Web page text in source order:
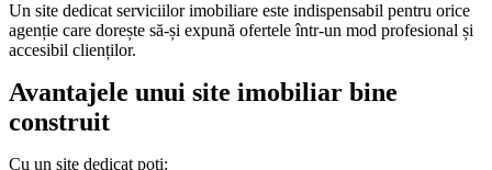
Un site dedicat serviciilor imobiliare este indispensabil pentru orice
agenție care dorește să-și expună ofertele într-un mod profesional și
accesibil clienților.
Avantajele unui site imobiliar bine
construit
Cu un site dedicat poți: